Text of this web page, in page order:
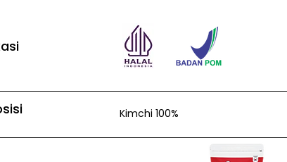
Kimchi 100%